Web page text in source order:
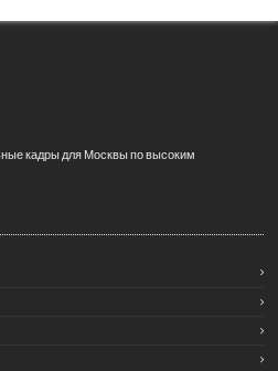
кадры для Москвы по высоким